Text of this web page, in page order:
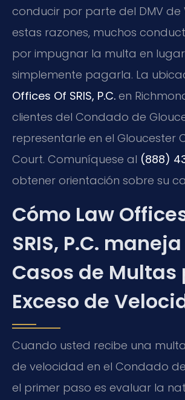
conducir por parte del DMV de
estas razones, muchos
por impugnar la multa en
simplemente pagarla. La
Offices Of SRIS, P.C. en
clientes del Condado de
representarle en el Gloucester
Court. Comuníquese al (888)
obtener orientación sobre su
Cómo Law
SRIS, P.C.
Casos de Multas
Exceso de
Cuando usted recibe una
de velocidad en el Condado
el primer paso es evaluar la